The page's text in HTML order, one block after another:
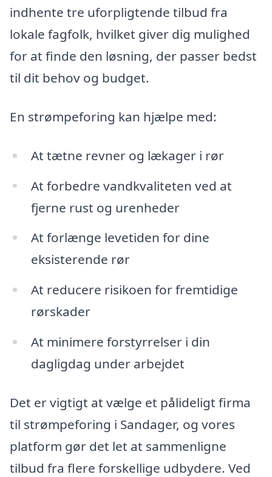
indhente tre uforpligtende tilbud fra
lokale fagfolk, hvilket giver dig mulighed
for at finde den løsning, der passer bedst
til dit behov og budget.
En strømpeforing kan hjælpe med:
At tætne revner og lækager i rør
At forbedre vandkvaliteten ved at
fjerne rust og urenheder
At forlænge levetiden for dine
eksisterende rør
At reducere risikoen for fremtidige
rørskader
At minimere forstyrrelser i din
dagligdag under arbejdet
Det er vigtigt at vælge et pålideligt firma
til strømpeforing i Sandager, og vores
platform gør det let at sammenligne
tilbud fra flere forskellige udbydere. Ved